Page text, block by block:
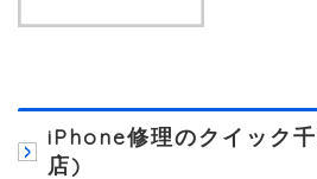
iPhone修理のクイック
店)